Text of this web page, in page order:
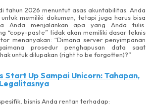
tahun 2026 menuntut asas akuntabilitas. Anda
memiliki dokumen, tetapi juga harus bisa
Anda menjalankan apa yang Anda tulis.
“copy-paste” tidak akan memiliki dasar teknis
menanyakan: “Dimana server penyimpanan
prosedur penghapusan data saat
untuk dilupakan (right to be forgotten)?”
Start Up Sampai Unicorn: Tahapan,
bisnis Anda rentan terhadap: